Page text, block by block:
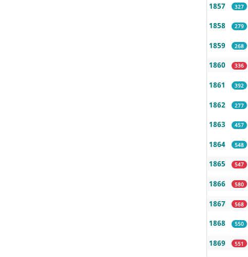
1857 327
1858 279
1859 268
1860 336
1861 392
1862 277
1863 457
1864 548
1865 547
1866 580
1867 568
1868 550
1869 551